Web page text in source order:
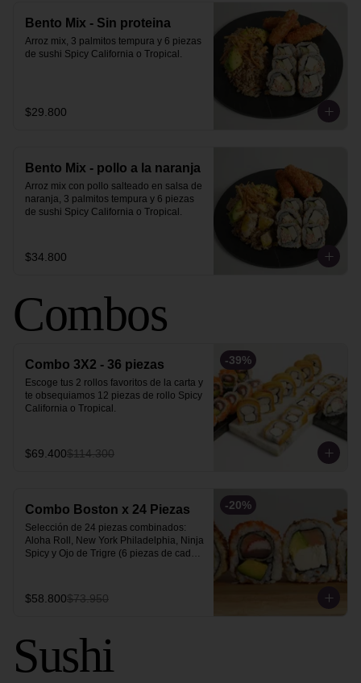
Bento Mix - Sin proteina
Arroz mix, 3 palmitos tempura y 6 piezas
de sushi Spicy California o Tropical.
$29.800
Bento Mix - pollo a la naranja
Arroz mix con pollo salteado en salsa de
naranja, 3 palmitos tempura y 6 piezas
de sushi Spicy California o Tropical.
$34.800
Combos
-39%
Combo 3X2 - 36 piezas
Escoge tus 2 rollos favoritos de la carta y
te obsequiamos 12 piezas de rollo Spicy
California o Tropical.
$69.400$114.300
-20%
Combo Boston x 24 Piezas
Selección de 24 piezas combinados:
Aloha Roll, New York Philadelphia, Ninja
Spicy y Ojo de Trigre (6 piezas de cada
$58.800$73.950
Sushi